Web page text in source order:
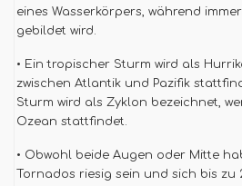
eines Wasserkörpers, während
gebildet wird.
• Ein tropischer Sturm wird als
zwischen Atlantik und Pazifik
Sturm wird als Zyklon bezeichnet,
Ozean stattfindet.
• Obwohl beide Augen oder Mitte
Tornados riesig sein und sich bis zu